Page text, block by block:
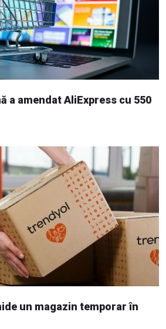
a amendat AliExpress cu 550
un magazin temporar în